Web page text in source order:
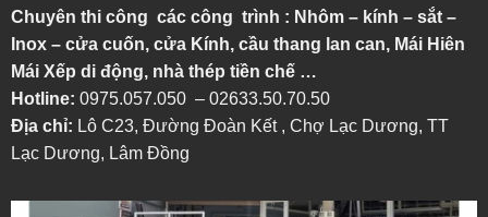
Chuyên thi công các công trình : Nhôm – kính – sắt –
Inox – cửa cuốn, cửa Kính, cầu thang lan can, Mái Hiên
Mái Xếp di động, nhà thép tiền chế …
Hotline: 0975.057.050 – 02633.50.70.50
Địa chỉ: Lô C23, Đường Đoàn Kết , Chợ Lạc Dương, TT
Lạc Dương, Lâm Đồng